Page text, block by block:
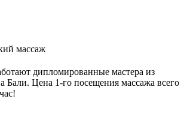
массаж
дипломированные мастера из
Бали. Цена 1-го посещения массажа всего